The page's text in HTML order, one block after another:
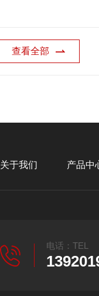
查看全部
关于我们 产品中
电话：TEL